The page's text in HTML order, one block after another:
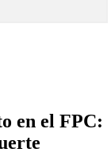
en el FPC: